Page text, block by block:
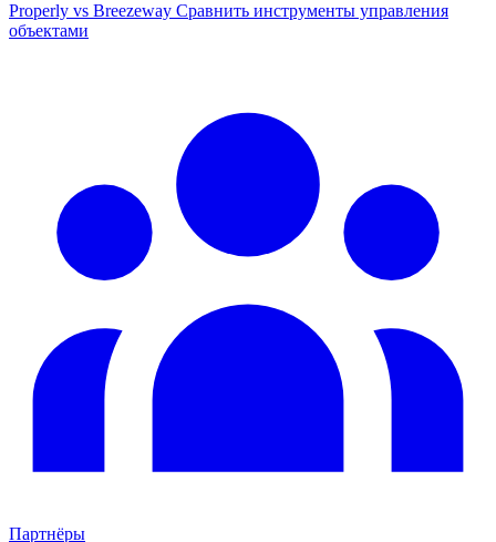
Properly vs Breezeway Сравнить инструменты управления
объектами
Партнёры